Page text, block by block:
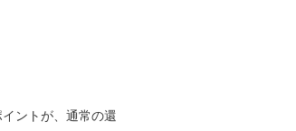
ントが、通常の還